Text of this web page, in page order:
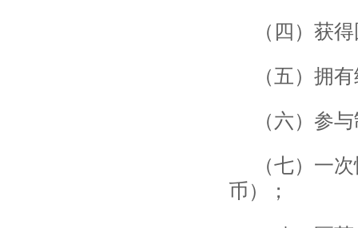
（四）获
（五）拥
（六）参
（七）一
币）；